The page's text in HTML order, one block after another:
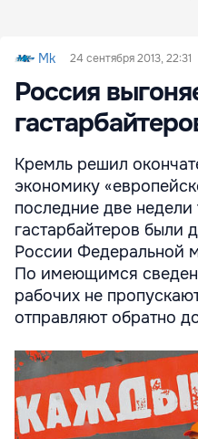
Mk 24 сентября 2013, 22:31
Россия
Кремль решил
экономику
последние две
гастарбайтеров были
России Федеральной
По имеющимся
рабочих не
отправляют обратно